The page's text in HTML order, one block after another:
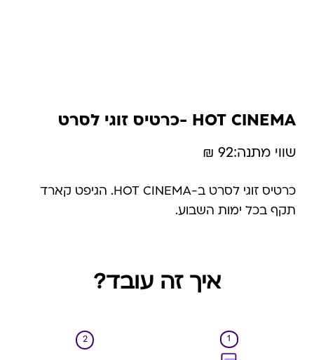
HOT CINEMA -כרטיס זוגי לסרט
שווי מתנה:92 ₪
כרטיס זוגי לסרט ב-HOT CINEMA. הגיפט קארד
תקף בכל ימות השבוע.
איך זה עובד?
1
2